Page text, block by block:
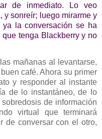
de inmediato. Lo veo
y sonreír; luego mirarme y
la conversación se ha
tenga Blackberry y no
mañanas al levantarse,
café. Ahora su primer
y responder al instante
de lo instantáneo, de lo
de información
virtual que terminará
de conversar con el otro,